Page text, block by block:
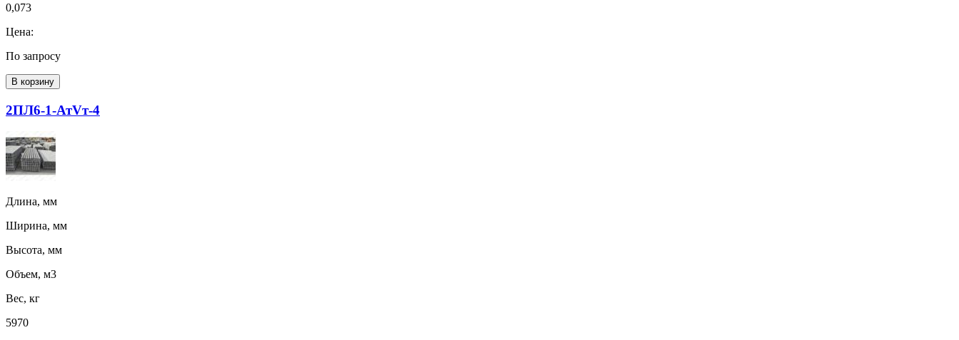
0,073
Цена:
По запросу
В корзину
2ПЛ6-1-АтVт-4
Длина, мм
Ширина, мм
Высота, мм
Объем, м3
Вес, кг
5970